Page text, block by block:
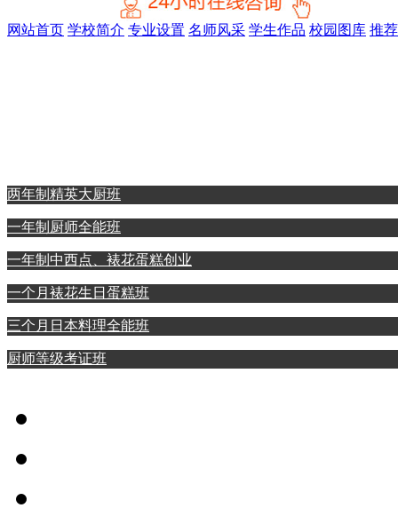
网站首页 学校简介 专业设置 名师风采 学生作品 校园图库 推
两年制精英大厨班
一年制厨师全能班
一年制中西点、裱花蛋糕创业
一个月裱花生日蛋糕班
三个月日本料理全能班
厨师等级考证班